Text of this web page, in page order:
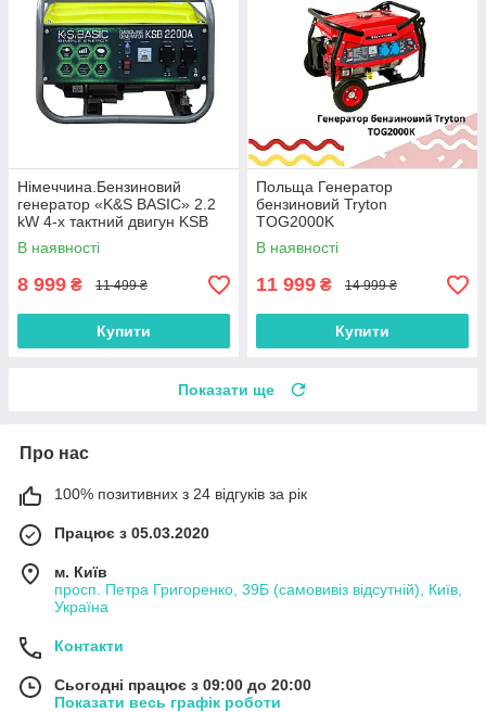
Нiмеччина.Бензиновий
генератор «K&S BASIC» 2.2
kW 4-х тактний двигун KSB
2200A
В наявності
8 999 ₴ 11 499 ₴
Купити
Польща Генератор
бензиновий Tryton
TOG2000K
В наявності
11 999 ₴ 14 999 ₴
Купити
Показати ще
Про нас
100% позитивних з 24 відгуків за рік
Працює з 05.03.2020
м. Київ
просп. Петра Григоренко, 39Б (самовивіз відсутній), Київ,
Україна
Контакти
Сьогодні працює з 09:00 до 20:00
Показати весь графік роботи